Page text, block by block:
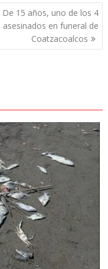
De 15 años, uno de los 4
asesinados en funeral de
Coatzacoalcos